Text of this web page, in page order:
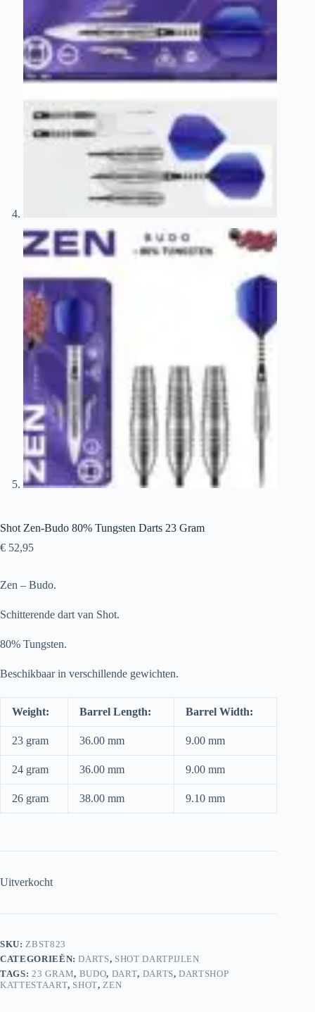
Shot Zen-Budo 80% Tungsten Darts 23 Gram
€ 52,95
Zen – Budo.
Schitterende dart van Shot.
80% Tungsten.
Beschikbaar in verschillende gewichten.
Weight: Barrel Length: Barrel Width:
23 gram 36.00 mm 9.00 mm
24 gram 36.00 mm 9.00 mm
26 gram 38.00 mm 9.10 mm
Uitverkocht
SKU:ZBST823
CATEGORIEËN:DARTS, SHOT DARTPIJLEN
TAGS: 23 GRAM, BUDO, DART, DARTS,DARTSHOP
KATTESTAART, SHOT,ZEN